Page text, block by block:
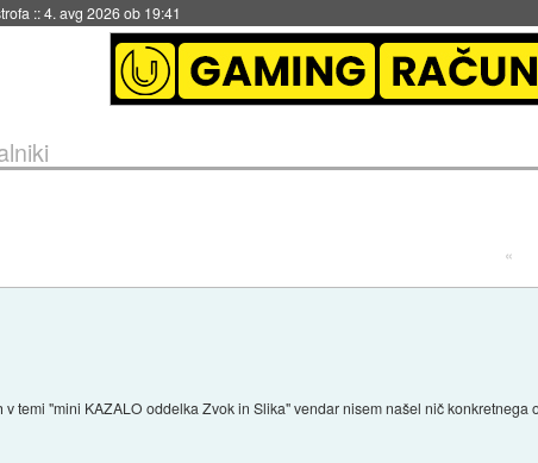
4. avg 2026 ob 19:41
«
temi "mini KAZALO oddelka Zvok in Slika" vendar nisem našel nič konkretnega